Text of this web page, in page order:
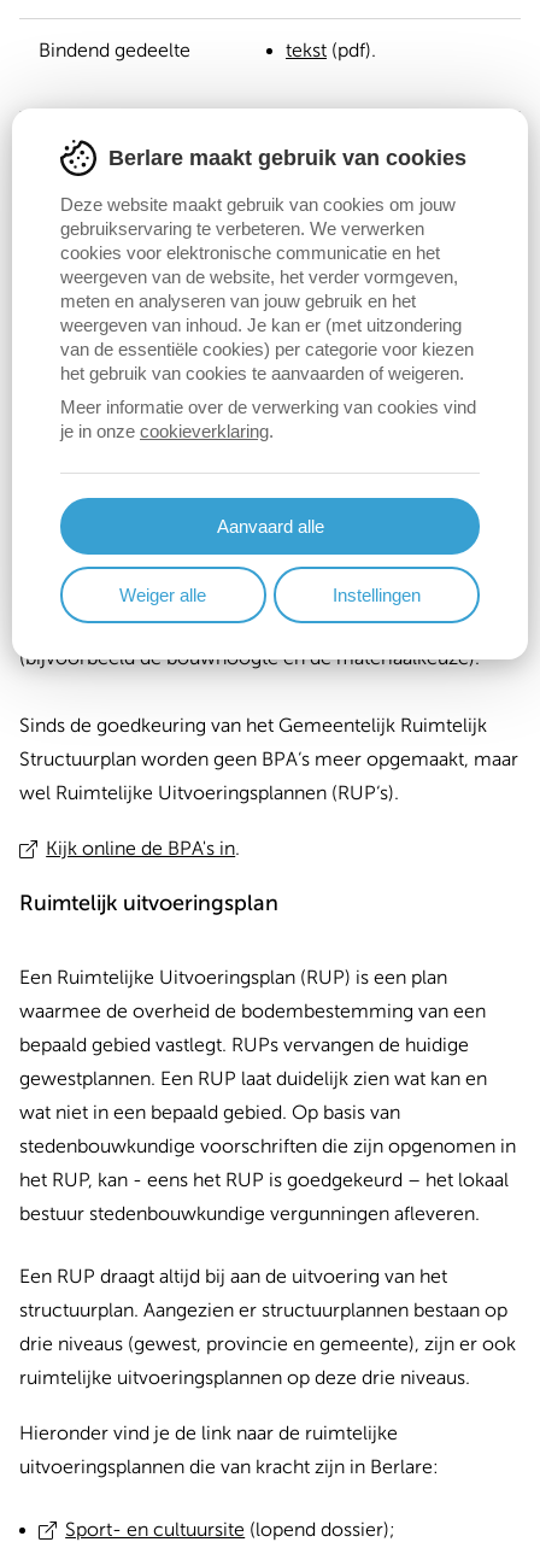
Bindend gedeelte tekst (pdf).
Bijzonder plan van aanleg
Een bijzonder plan van aanleg (BPA) is een
bestemmingsplan voor een gedeelte van het
grondgebied. Voor bepaalde delen van de gemeente is
zo‘n BPA opgemaakt.
Stedenbouwkundige voorschriften en kaarten bepalen
welke bestemming aan elk perceel wordt gegeven. Een
BPA legt bovendien vast wat er in de verschillende zones
mag worden gebouwd en hoe dat moet gebeuren
(bijvoorbeeld de bouwhoogte en de materiaalkeuze).
Sinds de goedkeuring van het Gemeentelijk Ruimtelijk
Structuurplan worden geen BPA‘s meer opgemaakt, maar
wel Ruimtelijke Uitvoeringsplannen (RUP‘s).
Kijk online de BPA's in.
Ruimtelijk uitvoeringsplan
Een Ruimtelijke Uitvoeringsplan (RUP) is een plan
waarmee de overheid de bodembestemming van een
bepaald gebied vastlegt. RUPs vervangen de huidige
gewestplannen. Een RUP laat duidelijk zien wat kan en
wat niet in een bepaald gebied. Op basis van
stedenbouwkundige voorschriften die zijn opgenomen in
het RUP, kan - eens het RUP is goedgekeurd – het lokaal
bestuur stedenbouwkundige vergunningen afleveren.
Een RUP draagt altijd bij aan de uitvoering van het
structuurplan. Aangezien er structuurplannen bestaan op
drie niveaus (gewest, provincie en gemeente), zijn er ook
ruimtelijke uitvoeringsplannen op deze drie niveaus.
Hieronder vind je de link naar de ruimtelijke
uitvoeringsplannen die van kracht zijn in Berlare:
Sport- en cultuursite (lopend dossier);
Berlare maakt gebruik van cookies
Deze website maakt gebruik van cookies om jouw
gebruikservaring te verbeteren. We verwerken
cookies voor elektronische communicatie en het
weergeven van de website, het verder vormgeven,
meten en analyseren van jouw gebruik en het
weergeven van inhoud. Je kan er (met uitzondering
van de essentiële cookies) per categorie voor kiezen
het gebruik van cookies te aanvaarden of weigeren.
Meer informatie over de verwerking van cookies vind
je in onze cookieverklaring.
Aanvaard alle
Weiger alle Instellingen